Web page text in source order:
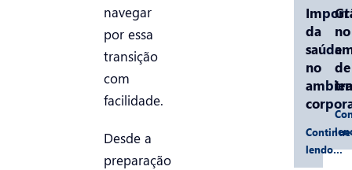
navegar
por essa
transição
com
facilidade.
Desde a
preparação
da
saúde
no
Continue
lendo…
no
de